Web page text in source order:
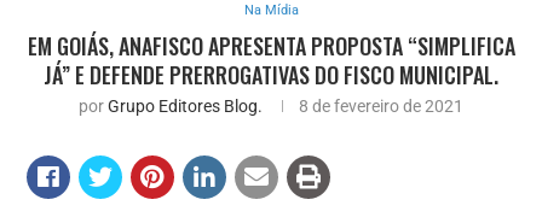
Na Mídia
EM GOIÁS, ANAFISCO APRESENTA PROPOSTA “SIMPLIFICA
JÁ” E DEFENDE PRERROGATIVAS DO FISCO MUNICIPAL.
porGrupo Editores Blog. 8 de fevereiro de 2021